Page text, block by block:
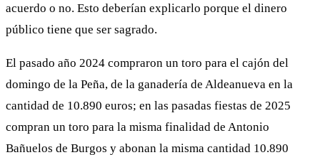
acuerdo o no. Esto deberían explicarlo porque el dinero
público tiene que ser sagrado.
El pasado año 2024 compraron un toro para el cajón del
domingo de la Peña, de la ganadería de Aldeanueva en la
cantidad de 10.890 euros; en las pasadas fiestas de 2025
compran un toro para la misma finalidad de Antonio
Bañuelos de Burgos y abonan la misma cantidad 10.890